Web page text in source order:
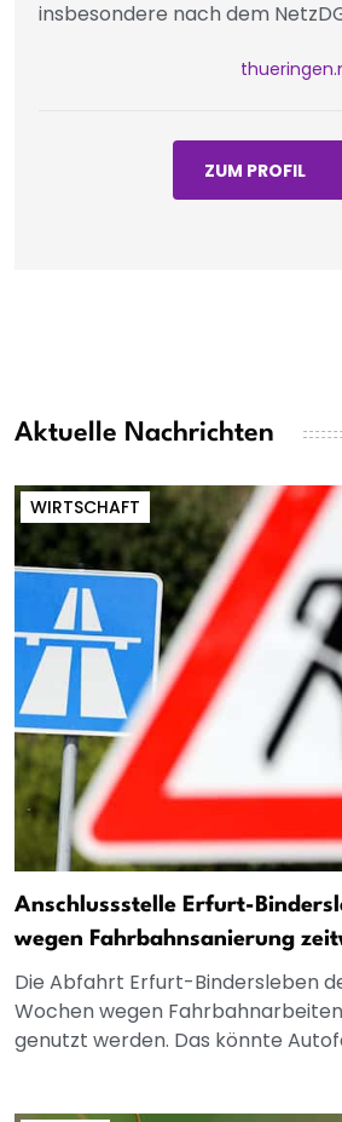
insbesondere nach dem
ZUM PROFIL
Aktuelle Nachrichten
WIRTSCHAFT
Anschlussstelle Erfurt-
wegen Fahrbahnsanierung
Die Abfahrt Erfurt-Bindersleben
Wochen wegen
genutzt werden. Das könnte